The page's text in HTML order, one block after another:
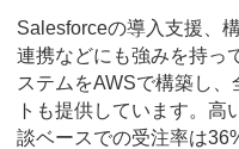
Salesforceの導入支援、
連携などにも強みを持っ
ステムをAWSで構築し
トも提供しています。
談ベースでの受注率は